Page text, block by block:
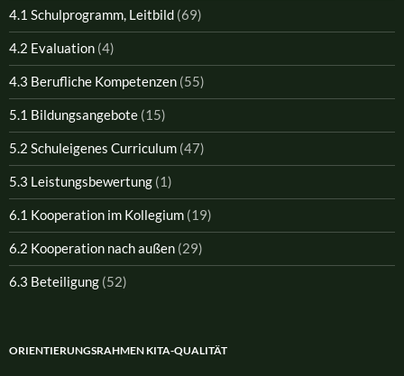
4.1 Schulprogramm, Leitbild (69)
4.2 Evaluation (4)
4.3 Berufliche Kompetenzen (55)
5.1 Bildungsangebote (15)
5.2 Schuleigenes Curriculum (47)
5.3 Leistungsbewertung (1)
6.1 Kooperation im Kollegium (19)
6.2 Kooperation nach außen (29)
6.3 Beteiligung (52)
ORIENTIERUNGSRAHMEN KITA-QUALITÄT